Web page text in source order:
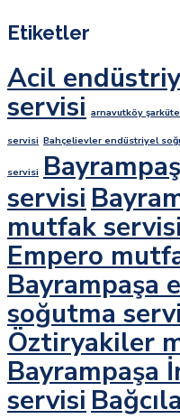
Etiketler
Acil
servisi arnavutköy
servisi Bahçelievler endüstriyel
servisi
servisi
mutfak servisi
Empero
Bayrampaşa
soğutma
Öztiryakiler
Bayrampaşa
servisi